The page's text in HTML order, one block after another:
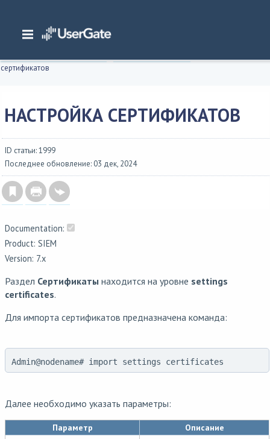
Главная/ Документация/SIEM/
UserGate SIEM 7.x Руководство администратора
сертификатов
НАСТРОЙКА СЕРТИФИКАТОВ
ID статьи: 1999
Последнее обновление: 03 дек, 2024
Documentation:
Product: SIEM
Version: 7.x
Раздел Сертификаты находится на уровне settings
certificates.
Для импорта сертификатов предназначена команда:
Admin@nodename# import settings certificates
Далее необходимо указать параметры:
Параметр Описание